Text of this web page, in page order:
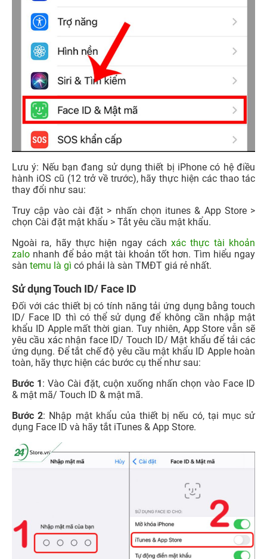
Lưu ý: Nếu bạn đang sử dụng thiết bị iPhone có hệ điều
hành iOS cũ (12 trở về trước), hãy thực hiện các thao tác
thay đổi như sau:
Truy cập vào cài đặt > nhấn chọn itunes & App Store >
chọn Cài đặt mật khẩu > Tắt yêu cầu mật khẩu.
Ngoài ra, hãy thực hiện ngay cáchxác thực tài khoản
zalo nhanh để bảo mật tài khoản tốt hơn. Tìm hiểu ngay
sàn temu là gì có phải là sàn TMĐT giá rẻ nhất.
Sử dụng Touch ID/ Face ID
Đối với các thiết bị có tính năng tải ứng dụng bằng touch
ID/ Face ID thì có thể sử dụng để không cần nhập mật
khẩu ID Apple mất thời gian. Tuy nhiên, App Store vẫn sẽ
yêu cầu xác nhận face ID/ Touch ID/ Mật khẩu để tải các
ứng dụng. Để tắt chế độ yêu cầu mật khẩu ID Apple hoàn
toàn, hãy thực hiện các bước cụ thể như sau:
Bước 1: Vào Cài đặt, cuộn xuống nhấn chọn vào Face ID
& mật mã/ Touch ID & mật mã.
Bước 2: Nhập mật khẩu của thiết bị nếu có, tại mục sử
dụng Face ID và hãy tắt iTunes & App Store.